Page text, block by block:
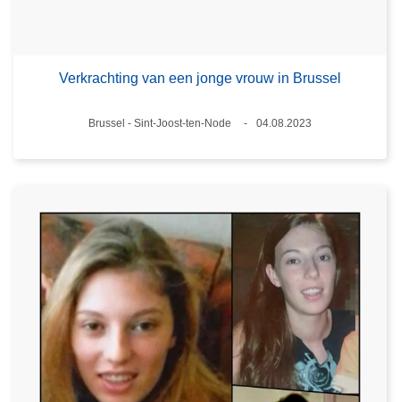
Verkrachting van een jonge vrouw in Brussel
Plaats
Brussel - Sint-Joost-ten-Node
04.08.2023